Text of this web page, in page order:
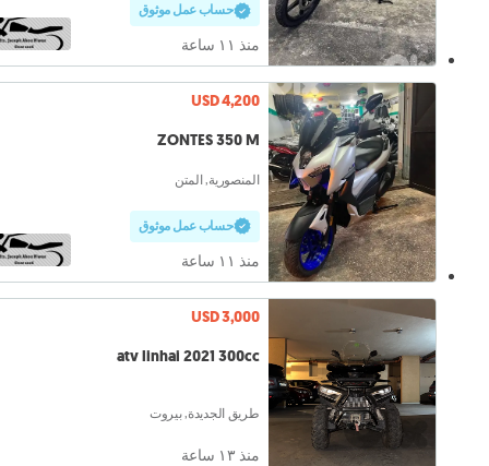
حساب عمل موثوق
منذ ١١ ساعة
USD 4,200
ZONTES 350 M
المنصورية, المتن
حساب عمل موثوق
منذ ١١ ساعة
USD 3,000
atv linhai 2021 300cc
طريق الجديدة, بيروت
منذ ١٣ ساعة